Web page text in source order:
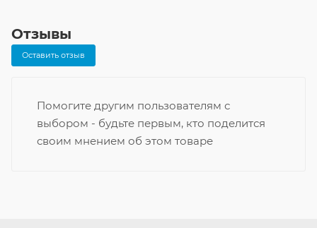
Отзывы
Оставить отзыв
Помогите другим пользователям с
выбором - будьте первым, кто поделится
своим мнением об этом товаре